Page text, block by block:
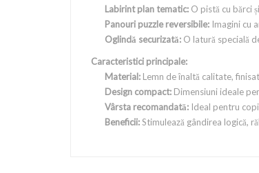
Labirint plan tematic: O pistă cu bărci
Panouri puzzle reversibile: Imagini cu
Oglindă securizată: O latură specială
Caracteristici principale:
Material: Lemn de înaltă calitate,
Design compact: Dimensiuni ideale
Vârsta recomandată: Ideal pentru
Beneficii:Stimulează gândirea logică,